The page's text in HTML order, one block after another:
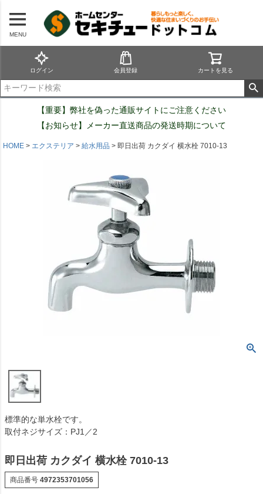
MENU
ログイン 会員登録 カートを見る
【重要】弊社を偽った通販サイトにご注意ください
【お知らせ】メーカー直送商品の発送時期について
HOME エクステリア 給水用品 即日出荷 カクダイ 横水栓 7010-13
標準的な単水栓です。
取付ネジサイズ：PJ1／2
即日出荷 カクダイ 横水栓 7010-13
商品番号 4972353701056